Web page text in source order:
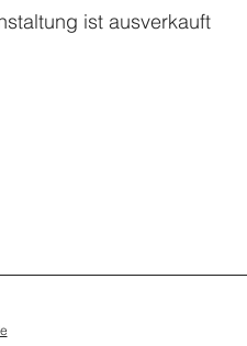
ist ausverkauft